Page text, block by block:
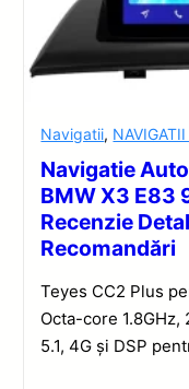
Navigatii,
Navigatie
BMW X3 E83
Recenzie
Recomandări
Teyes CC2 Plus
Octa-core 1.8GHz,
5.1, 4G și DSP